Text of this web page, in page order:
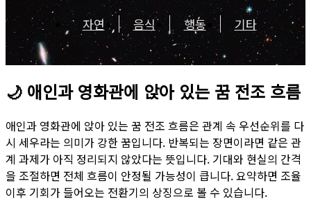
자연 음식 행동 기타
🌙 애인과 영화관에 앉아 있는 꿈 전조 흐름
애인과 영화관에 앉아 있는 꿈 전조 흐름은 관계 속 우선순위를 다
시 세우라는 의미가 강한 꿈입니다. 반복되는 장면이라면 같은 관
계 과제가 아직 정리되지 않았다는 뜻입니다. 기대와 현실의 간격
을 조절하면 전체 흐름이 안정될 가능성이 큽니다. 요약하면 조율
이후 기회가 들어오는 전환기의 상징으로 볼 수 있습니다.